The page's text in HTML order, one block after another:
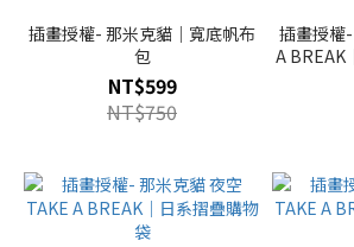
插畫授權- 那米克貓｜寬底帆布
包
NT$599
NT$750
插畫授權
A BREAK